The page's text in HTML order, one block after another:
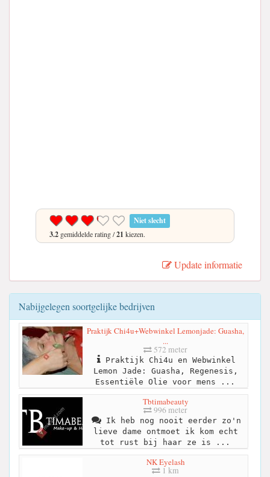
Niet slecht
3.2 gemiddelde rating /21 kiezen.
Update informatie
Nabijgelegen soortgelijke bedrijven
Praktijk Chi4u+Webwinkel Lemonjade: Guasha,
...
572 meter
Praktijk Chi4u en Webwinkel
Lemon Jade: Guasha, Regenesis,
Essentiële Olie voor mens ...
Tbtimabeauty
996 meter
Ik heb nog nooit eerder zo'n
lieve dame ontmoet ik kom echt
tot rust bij haar ze is ...
NK Eyelash
1 km